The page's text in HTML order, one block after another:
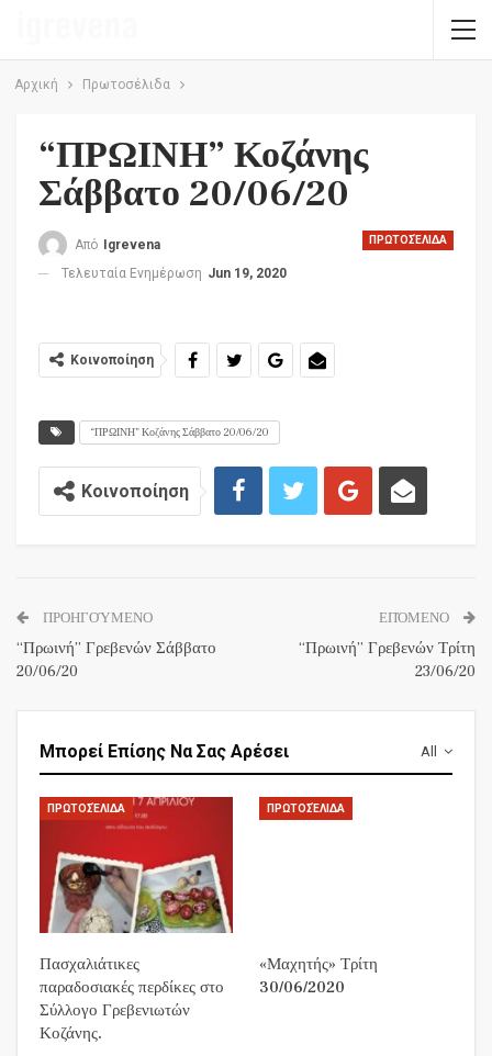
Αρχική Πρωτοσέλιδα
“ΠΡΩΙΝΗ” Κοζάνης
Σάββατο 20/06/20
ΠΡΩΤΟΣΈΛΙΔΑ
Από Igrevena
Τελευταία Ενημέρωση Jun 19, 2020
Κοινοποίηση
“ΠΡΩΙΝΗ” Κοζάνης Σάββατο 20/06/20
Κοινοποίηση
ΠΡΟΗΓΟΎΜΕΝΟ
“Πρωινή” Γρεβενών Σάββατο
20/06/20
ΕΠΌΜΕΝΟ
“Πρωινή” Γρεβενών Τρίτη
23/06/20
All
Μπορεί Επίσης Να Σας Αρέσει
ΠΡΩΤΟΣΈΛΙΔΑ
Πασχαλιάτικες
παραδοσιακές περδίκες στο
Σύλλογο Γρεβενιωτών
Κοζάνης.
ΠΡΩΤΟΣΈΛΙΔΑ
«Μαχητής» Τρίτη
30/06/2020